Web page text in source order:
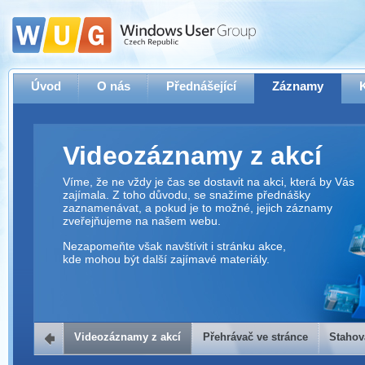
Úvod O nás Přednášející Záznamy
Videozáznamy z akcí
Víme, že ne vždy je čas se dostavit na akci, která by Vás
zajímala. Z toho důvodu, se snažíme přednášky
zaznamenávat, a pokud je to možné, jejich záznamy
zveřejňujeme na našem webu.
Nezapomeňte však navštívit i stránku akce,
kde mohou být další zajímavé materiály.
Přehrávač ve stránce
Videozáznamy z akcí Přehrávač ve stránce